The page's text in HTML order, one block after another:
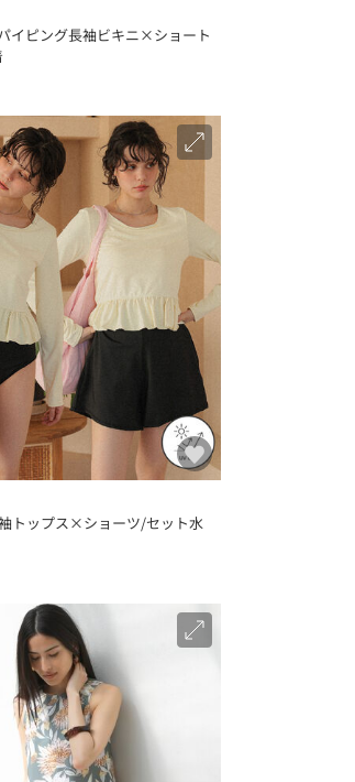
イピング長袖ビキニ×ショート
トップス×ショーツ/セット水